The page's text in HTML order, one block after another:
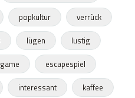
popkultur
verrück
lügen
lustig
escapespiel
interessant
kaffee